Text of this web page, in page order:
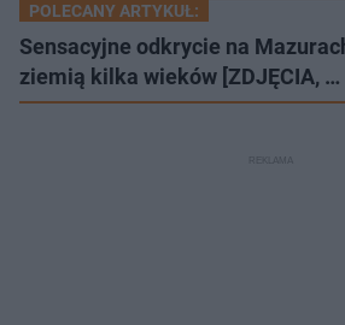
POLECANY ARTYKUŁ:
Sensacyjne odkrycie na
ziemią kilka wieków [ZDJĘCIA, …